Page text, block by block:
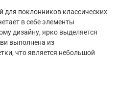
для поклонников классических
в себе элементы
дизайну, ярко выделяется
выполнена из
что является небольшой